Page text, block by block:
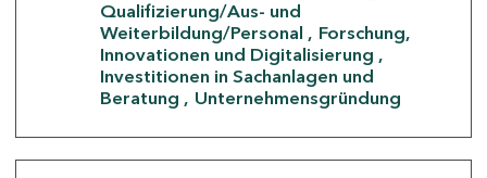
Qualifizierung/Aus- und
Weiterbildung/Personal
Forschung,
Innovationen und Digitalisierung
Investitionen in Sachanlagen und
Beratung
Unternehmensgründung